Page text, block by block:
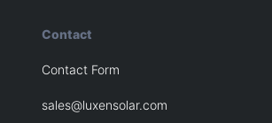
Contact
Contact Form
sales@luxensolar.com